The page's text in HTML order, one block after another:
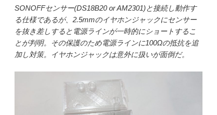
SONOFFセンサー(DS18B20 or AM2301)と接続し動作す
る仕様であるが、2.5mmのイヤホンジャックにセンサー
を抜き差しすると電源ラインが一時的にショートするこ
とが判明。その保護のため電源ラインに100Ωの抵抗を追
加し対策。
イヤホンジャックは意外に扱いが面倒だ。